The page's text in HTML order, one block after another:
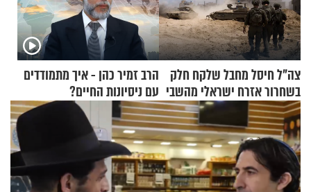
צה"ל חיסל מחבל שלקח חלק
בשחרור אזרח ישראלי מהשבי
הרב זמיר כהן - איך מתמודדים
עם ניסיונות החיים?